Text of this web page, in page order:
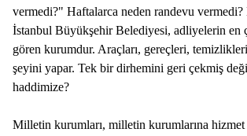
vermedi?" Haftalarca neden randevu
İstanbul Büyükşehir Belediyesi, adliyelerin en
gören kurumdur. Araçları, gereçleri,
şeyini yapar. Tek bir dirhemini geri çekmiş
haddimize?
Milletin kurumları, milletin kurumlarına hizmet